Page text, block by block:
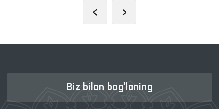
‹ ›
Biz bilan bog'laning